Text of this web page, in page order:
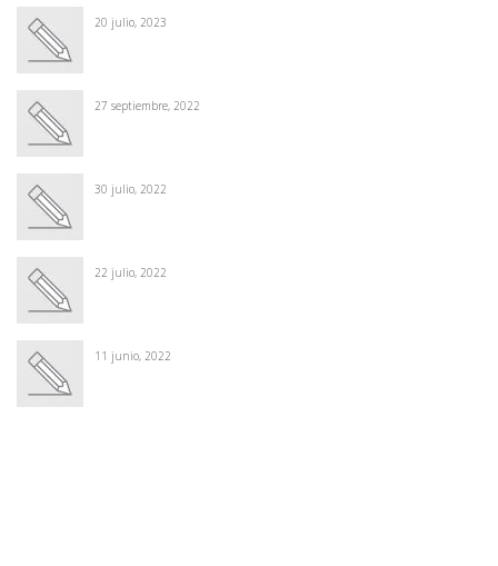
20 julio, 2023
27 septiembre, 2022
30 julio, 2022
22 julio, 2022
11 junio, 2022